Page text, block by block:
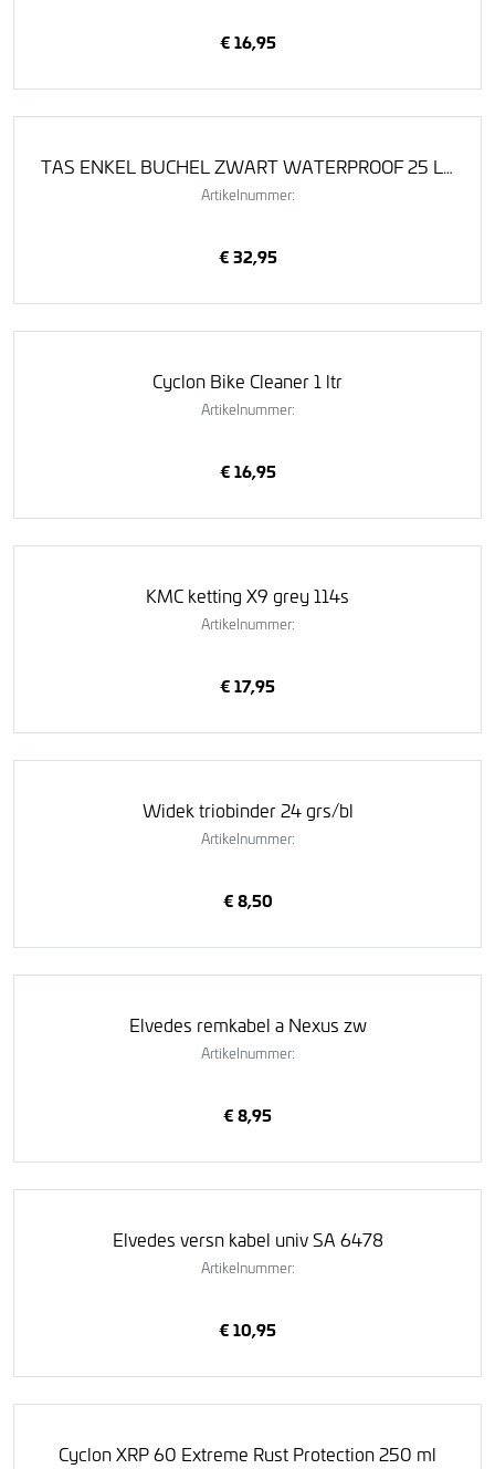
€ 16,95
TAS ENKEL BUCHEL ZWART WATERPROOF 25 LITER QUICK MOUNT BEVESTIGING
Artikelnummer:
€ 32,95
Cyclon Bike Cleaner 1 ltr
Artikelnummer:
€ 16,95
KMC ketting X9 grey 114s
Artikelnummer:
€ 17,95
Widek triobinder 24 grs/bl
Artikelnummer:
€ 8,50
Elvedes remkabel a Nexus zw
Artikelnummer:
€ 8,95
Elvedes versn kabel univ SA 6478
Artikelnummer:
€ 10,95
Cyclon XRP 60 Extreme Rust Protection 250 ml